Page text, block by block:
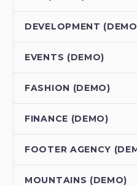
DEVELOPMENT
EVENTS (DEMO)
FASHION (DEMO)
FINANCE (DEMO)
FOOTER AGENCY
MOUNTAINS (DEMO)